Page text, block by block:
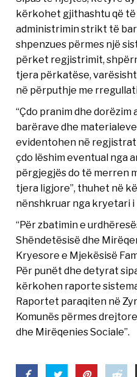
kërkohet gjithashtu që
administrimin strikt të
shpenzues përmes një
përket regjistrimit,
tjera përkatëse,
në përputhje me
“Çdo pranim dhe dorëzim
barërave dhe
evidentohen në
çdo lëshim eventual nga
përgjegjës do të merren
tjera ligjore”, thuhet në
nënshkruar nga kryetari i
“Për zbatimin e
Shëndetësisë dhe
Kryesore e Mjekësisë
Për punët dhe detyrat
kërkohen raporte
Raportet paraqiten në
Komunës përmes
dhe Mirëqenies Sociale”.